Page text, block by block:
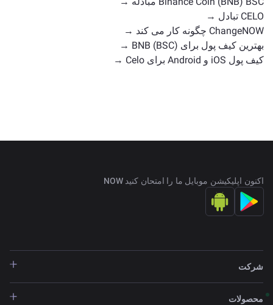
CELO تبادل →
ChangeNOW چگونه کار می کند →
بهترین کیف پول برای BNB (BSC) →
کیف پول iOS و Android برای Celo →
اکنون اپلیکیشن موبایل ما را امتحان کنید NOW
شرکت
محصولات